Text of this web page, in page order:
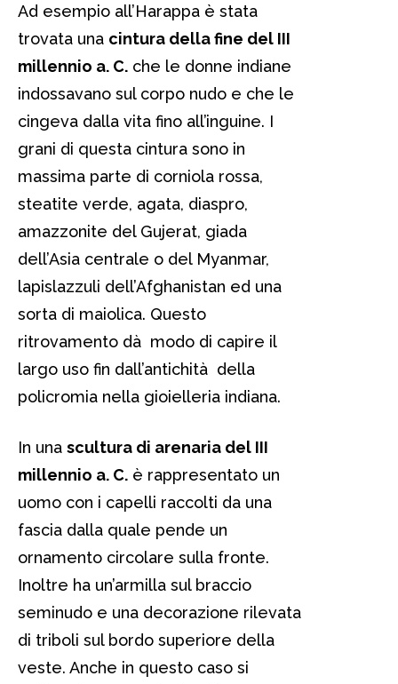
Ad esempio all’Harappa è stata
trovata una cintura della fine del III
millennio a. C. che le donne indiane
indossavano sul corpo nudo e che le
cingeva dalla vita fino all’inguine. I
grani di questa cintura sono in
massima parte di corniola rossa,
steatite verde, agata, diaspro,
amazzonite del Gujerat, giada
dell’Asia centrale o del Myanmar,
lapislazzuli dell’Afghanistan ed una
sorta di maiolica. Questo
ritrovamento dà modo di capire il
largo uso fin dall’antichità della
policromia nella gioielleria indiana.
In una scultura di arenaria del III
millennio a. C. è rappresentato un
uomo con i capelli raccolti da una
fascia dalla quale pende un
ornamento circolare sulla fronte.
Inoltre ha un’armilla sul braccio
seminudo e una decorazione rilevata
di triboli sul bordo superiore della
veste. Anche in questo caso si